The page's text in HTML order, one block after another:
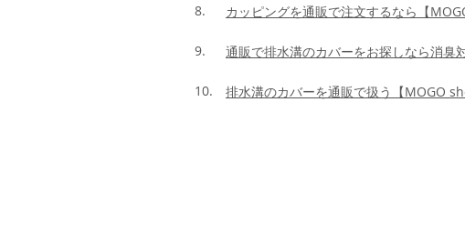
8. カッピングを通販で注文するなら【
9. 通販で排水溝のカバーをお探しなら消臭
10. 排水溝のカバーを通販で扱う【MOGO